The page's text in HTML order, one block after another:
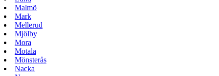
Malmö
Mark
Mellerud
Mjölby
Mora
Motala
Mönsterås
Nacka